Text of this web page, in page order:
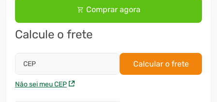
Comprar agora
Calcule o frete
CEP
Não sei meu CEP
Calcular o frete